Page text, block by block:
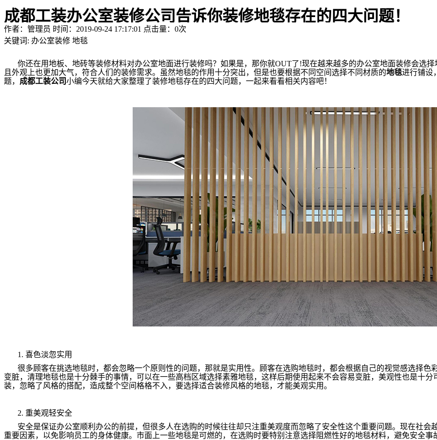
成都工装办公室装修公司告诉你装修地毯存在的四大问题！
作者：管理员 时间：2019-09-24 17:17:01 点击量： 0次
关键词: 办公室装修 地毯
你还在用地板、地砖等装修材料对办公室地面进行装修吗？如果是，那你就OUT了!现在越来越多的办公室地面装修会选
且外观上也更加大气，符合人们的装修需求。虽然地毯的作用十分突出，但是也要根据不同空间选择不同材质的地毯进行铺设
题， 成都工装公司小编今天就给大家整理了装修地毯存在的四大问题，一起来看看相关内容吧！
1. 喜色淡忽实用
很多顾客在挑选地毯时，都会忽略一个原则性的问题，那就是实用性。顾客在选购地毯时，都会根据自己的视觉感选择
变脏，清理地毯也是十分棘手的事情，可以在一些高档区域选择素雅地毯，这样后期使用起来不会容易变脏，美观性也是十
装，忽略了风格的搭配，造成整个空间格格不入，要选择适合装修风格的地毯，才能美观实用。
2. 重美观轻安全
安全是保证办公室顺利办公的前提，但很多人在选购的时候往往却只注重美观度而忽略了安全性这个重要问题。现在社
重要因素，以免影响员工的身体健康。市面上一些地毯是可燃的，在选购时要特别注意选择阻燃性好的地毯材料，避免安全事